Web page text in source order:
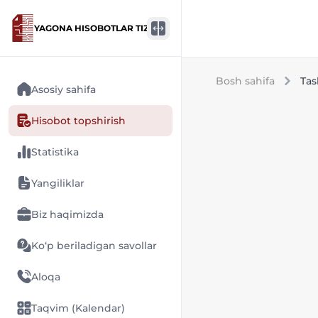
YAGONA HISOBOTLAR TIZIMI
Asosiy sahifa
Hisobot topshirish
Statistika
Yangiliklar
Biz haqimizda
Ko‘p beriladigan savollar
Aloqa
Taqvim (Kalendar)
Bosh sahifa